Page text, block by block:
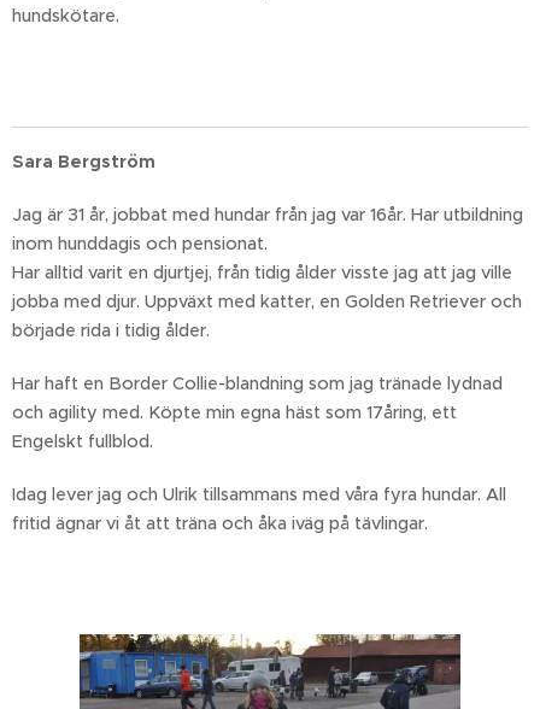
hundskötare.
Sara Bergström
Jag är 31 år, jobbat med hundar från jag var 16år. Har utbildning
inom hunddagis och pensionat.
Har alltid varit en djurtjej, från tidig ålder visste jag att jag ville
jobba med djur. Uppväxt med katter, en Golden Retriever och
började rida i tidig ålder.
Har haft en Border Collie-blandning som jag tränade lydnad
och agility med. Köpte min egna häst som 17åring, ett
Engelskt fullblod.
Idag lever jag och Ulrik tillsammans med våra fyra hundar. All
fritid ägnar vi åt att träna och åka iväg på tävlingar.